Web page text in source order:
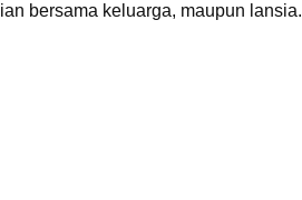
bersama keluarga, maupun lansia.